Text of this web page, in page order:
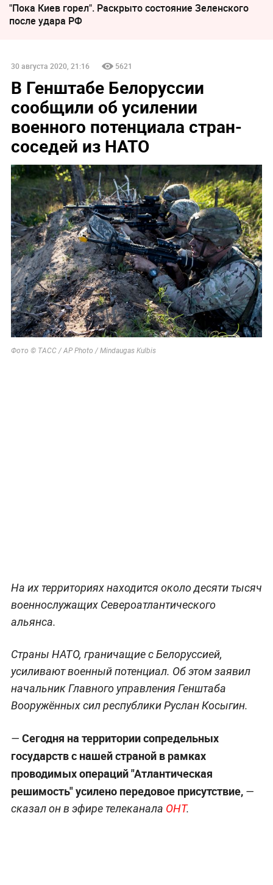
"Пока Киев горел". Раскрыто состояние Зеленского
после удара РФ
30 августа 2020, 21:16 5621
В Генштабе Белоруссии
сообщили об усилении
военного потенциала стран-
соседей из НАТО
Фото © ТАСС / AP Photo / Mindaugas Kulbis
На их территориях находится около десяти тысяч
военнослужащих Североатлантического
альянса.
Страны НАТО, граничащие с Белоруссией,
усиливают военный потенциал. Об этом заявил
начальник Главного управления Генштаба
Вооружённых сил республики Руслан Косыгин.
— Сегодня на территории сопредельных
государств с нашей страной в рамках
проводимых операций "Атлантическая
решимость" усилено передовое присутствие,—
сказал он в эфире телеканала ОНТ.